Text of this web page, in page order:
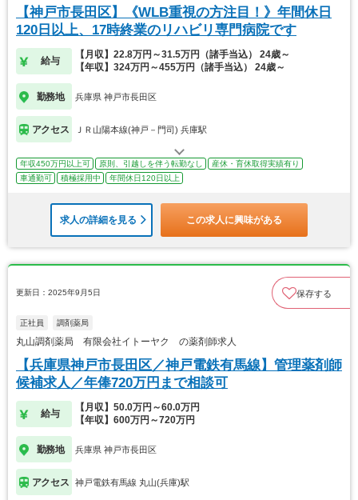
【神戸市長田区】《WLB重視の方注目！》年間休日
120日以上、17時終業のリハビリ専門病院です
給与
【月収】22.8万円～31.5万円（諸手当込） 24歳～
【年収】324万円～455万円（諸手当込） 24歳～
勤務地 兵庫県 神戸市長田区
アクセス ＪＲ山陽本線(神戸－門司) 兵庫駅
年収450万円以上可 原則、引越しを伴う転勤なし
産休・育休取得実績有り
車通勤可
積極採用中 年間休日120日以上
求人の詳細を見る この求人に興味がある
更新日：2025年9月5日 保存する
正社員 調剤薬局
丸山調剤薬局 有限会社イトーヤク の薬剤師求人
【兵庫県神戸市長田区／神戸電鉄有馬線】管理薬剤師
候補求人／年俸720万円まで相談可
給与
【月収】50.0万円～60.0万円
【年収】600万円～720万円
勤務地 兵庫県 神戸市長田区
アクセス 神戸電鉄有馬線 丸山(兵庫)駅